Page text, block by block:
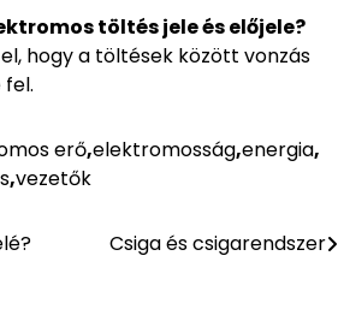
töltés jele és előjele?
hogy a töltések között vonzás
erő,elektromosság,energia,
,vezetők
Csiga és csigarendszer